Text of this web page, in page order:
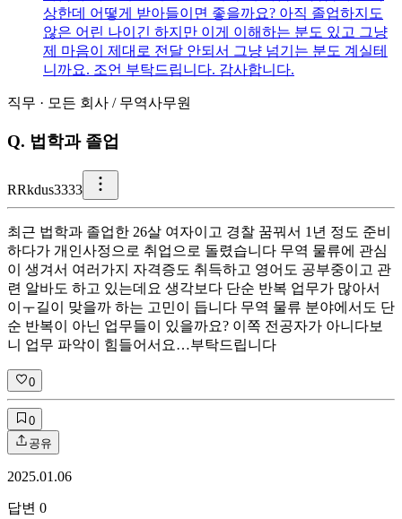
상한데 어떻게 받아들이면 좋을까요? 아직 졸업하지도
않은 어린 나이긴 하지만 이게 이해하는 분도 있고 그냥
제 마음이 제대로 전달 안되서 그냥 넘기는 분도 계실테
니까요. 조언 부탁드립니다. 감사합니다.
직무 · 모든 회사 / 무역사무원
Q. 법학과 졸업
RRkdus3333
최근 법학과 졸업한 26살 여자이고 경찰 꿈꿔서 1년 정도 준비
하다가 개인사정으로 취업으로 돌렸습니다 무역 물류에 관심
이 생겨서 여러가지 자격증도 취득하고 영어도 공부중이고 관
련 알바도 하고 있는데요 생각보다 단순 반복 업무가 많아서
이ㅜ길이 맞을까 하는 고민이 듭니다 무역 물류 분야에서도 단
순 반복이 아닌 업무들이 있을까요? 이쪽 전공자가 아니다보
니 업무 파악이 힘들어서요…부탁드립니다
0
0
공유
2025.01.06
답변 0